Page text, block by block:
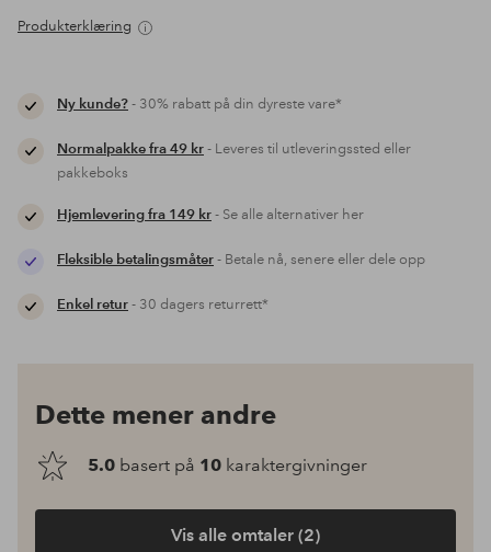
Produkterklæring
Ny kunde?- 30% rabatt på din dyreste vare*
Normalpakke fra 49 kr- Leveres til utleveringssted eller
pakkeboks
Hjemlevering fra 149 kr- Se alle alternativer her
Fleksible betalingsmåter- Betale nå, senere eller dele opp
Enkel retur- 30 dagers returrett*
Dette mener andre
5.0 basert på 10 karaktergivninger
Vis alle omtaler (2)